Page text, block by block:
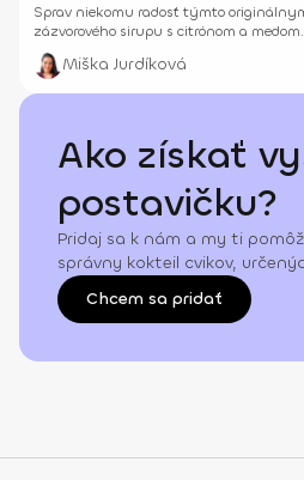
Sprav niekomu radosť týmto
zázvorového sirupu s citrónom a medom.
Miška Jurdíková
Ako získať
postavičku?
Pridaj sa k nám a my ti
správny kokteil cvikov,
Chcem sa pridať